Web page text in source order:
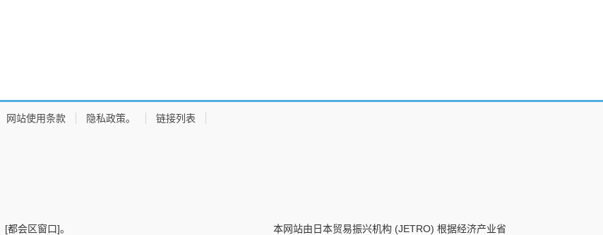
网站使用条款 隐私政策。 链接列表
[都会区窗口]。
本网站由日本贸易振兴机构 (JETRO) 根据经济产业省